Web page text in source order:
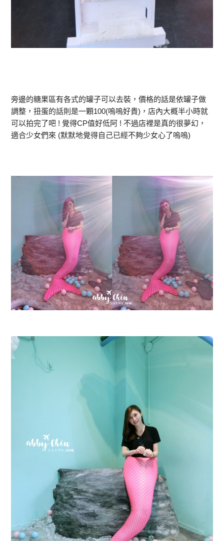
旁邊的糖果區有各式的罐子可以去裝，價格的話是依罐子做
調整，扭蛋的話則是一顆100(嗚嗚好貴)，店內大概半小時就
可以拍完了吧 ! 覺得CP值好低阿 ! 不過店裡是真的很夢幻，
適合少女們來 (默默地覺得自己已經不夠少女心了嗚嗚)